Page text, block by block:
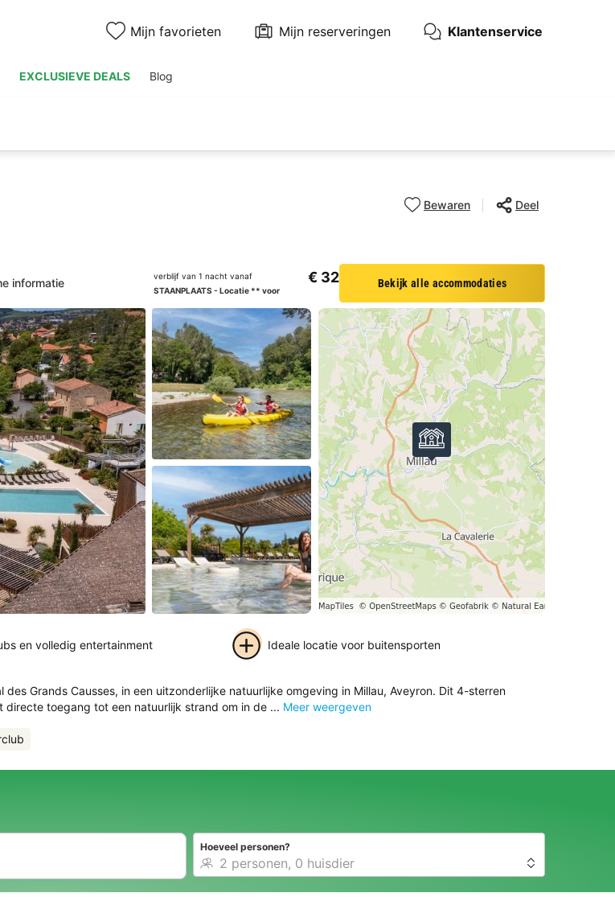
Mijn favorieten Mijn reserveringen Klantenservice
EXCLUSIEVE DEALS Blog
informatie
verblijf van 1 nacht vanaf
STAANPLAATS - Locatie ** voor
€ 32 Bekijk alle accommodaties
Bewaren Deel
foto's
en volledig entertainment Ideale locatie voor buitensporten
Grands Causses, in een uitzonderlijke natuurlijke omgeving in Millau, Aveyron. Dit 4-sterren
toegang tot een natuurlijk strand om in de ... Meer weergeven
Hoeveel personen?